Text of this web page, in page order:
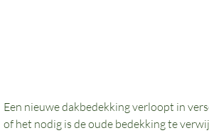
Een nieuwe dakbedekking verloopt in
of het nodig is de oude bedekking te